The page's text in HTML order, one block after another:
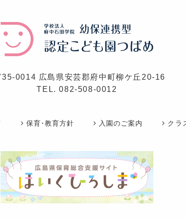
0014 広島県安芸郡府中町柳ケ丘20-16
TEL.082-508-0012
保育･教育方針 入園のご案内 クラ